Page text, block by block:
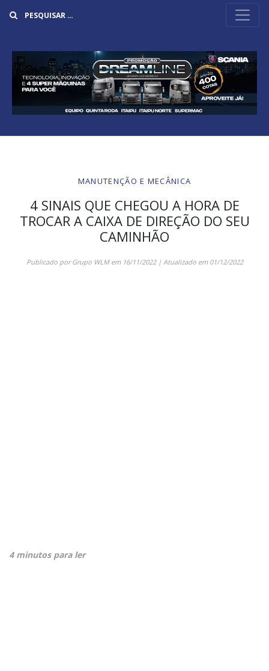
MANUTENÇÃO E MECÂNICA
4 SINAIS QUE CHEGOU A HORA DE
TROCAR A CAIXA DE DIREÇÃO DO SEU
CAMINHÃO
Publicado porGrupo WLMem 16/11/2022| Atualizado em 01/12/2022
4 minutos para ler